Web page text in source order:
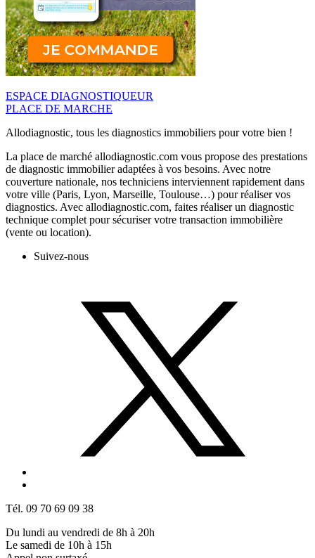
ESPACE DIAGNOSTIQUEUR
PLACE DE MARCHE
Allodiagnostic, tous les diagnostics immobiliers pour votre bien !
La place de marché allodiagnostic.com vous propose des prestations
de diagnostic immobilier adaptées à vos besoins. Avec notre
couverture nationale, nos techniciens interviennent rapidement dans
votre ville (Paris, Lyon, Marseille, Toulouse…) pour réaliser vos
diagnostics. Avec allodiagnostic.com, faites réaliser un diagnostic
technique complet pour sécuriser votre transaction immobilière
(vente ou location).
Suivez-nous
Tél. 09 70 69 09 38
Du lundi au vendredi de 8h à 20h
Le samedi de 10h à 15h